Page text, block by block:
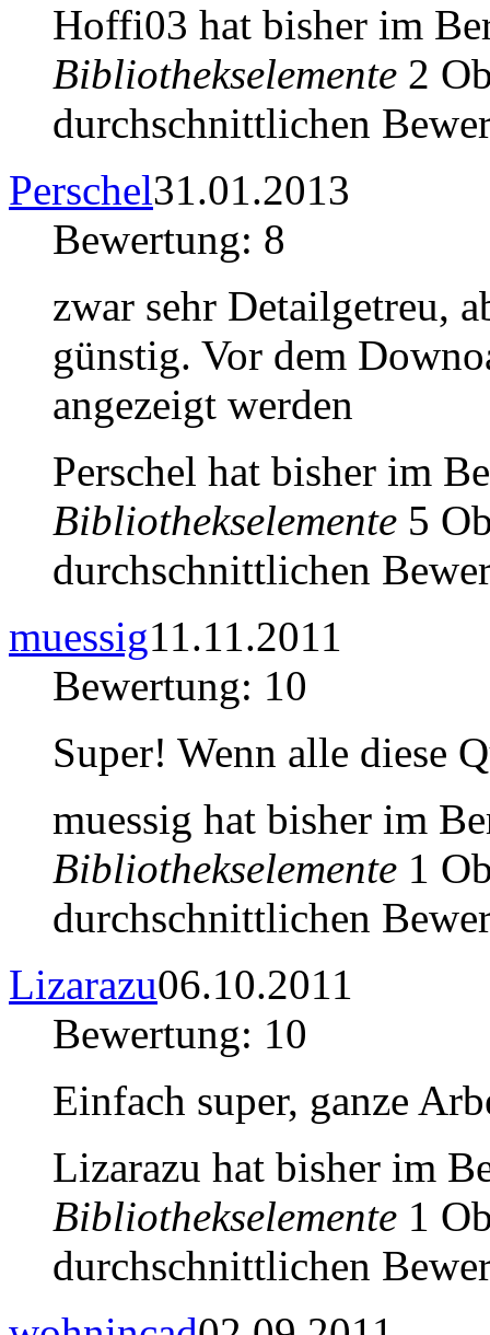
Hoffi03 hat bisher im
Bibliothekselemente 2
durchschnittlichen
Perschel31.01.2013
Bewertung: 8
zwar sehr Detailgetreu,
günstig. Vor dem
angezeigt werden
Perschel hat bisher im
Bibliothekselemente 5
durchschnittlichen
muessig11.11.2011
Bewertung: 10
Super! Wenn alle diese
muessig hat bisher im
Bibliothekselemente 1
durchschnittlichen
Lizarazu06.10.2011
Bewertung: 10
Einfach super, ganze
Lizarazu hat bisher im
Bibliothekselemente 1
durchschnittlichen